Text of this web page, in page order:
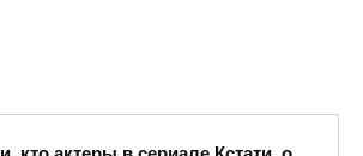
кто актеры в сериале Кстати, о